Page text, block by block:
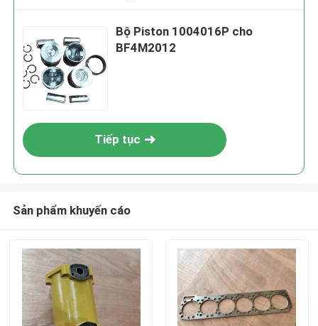
Bộ Piston 1004016P cho
BF4M2012
Tiếp tục
Sản phẩm khuyến cáo